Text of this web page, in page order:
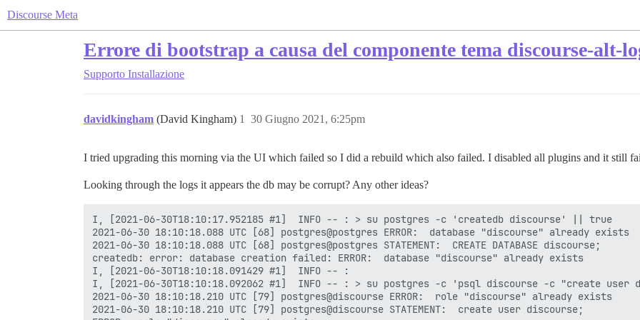
Discourse Meta
Errore di bootstrap a causa del componente tema discourse-alt-
Supporto Installazione
davidkingham (David Kingham) 30 Giugno 2021, 6:25pm
1
I tried upgrading this morning via the UI which failed so I did a rebuild which also failed. I disabled all plugins and it still
Looking through the logs it appears the db may be corrupt? Any other ideas?
I, [2021-06-30T18:10:17.952185 #1]  INFO -- : > su postgres -c 'createdb discourse' || true
2021-06-30 18:10:18.088 UTC [68] postgres@postgres ERROR:  database "discourse" already exists
2021-06-30 18:10:18.088 UTC [68] postgres@postgres STATEMENT:  CREATE DATABASE discourse;
createdb: error: database creation failed: ERROR:  database "discourse" already exists
I, [2021-06-30T18:10:18.091429 #1]  INFO -- :
I, [2021-06-30T18:10:18.092062 #1]  INFO -- : > su postgres -c 'psql discourse -c "create
2021-06-30 18:10:18.210 UTC [79] postgres@discourse ERROR:  role "discourse" already exists
2021-06-30 18:10:18.210 UTC [79] postgres@discourse STATEMENT:  create user discourse;